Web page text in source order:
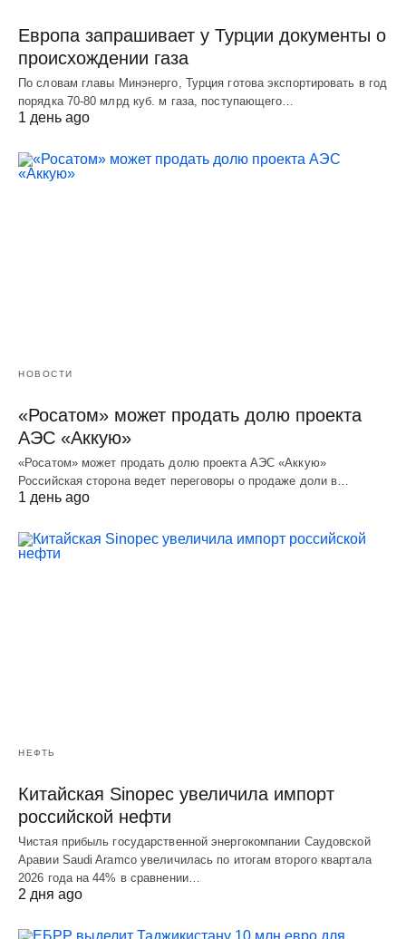
Европа запрашивает у Турции документы о
происхождении газа
По словам главы Минэнерго, Турция готова экспортировать в год
порядка 70-80 млрд куб. м газа, поступающего…
1 день ago
НОВОСТИ
«Росатом» может продать долю проекта
АЭС «Аккую»
«Росатом» может продать долю проекта АЭС «Аккую»
Российская сторона ведет переговоры о продаже доли в…
1 день ago
НЕФТЬ
Китайская Sinopec увеличила импорт
российской нефти
Чистая прибыль государственной энергокомпании Саудовской
Аравии Saudi Aramco увеличилась по итогам второго квартала
2026 года на 44% в сравнении…
2 дня ago